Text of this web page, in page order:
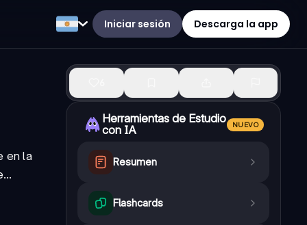
Iniciar sesión Descarga la app
en la
Herramientas de Estudio
con IA
NUEVO
Resumen
Flashcards